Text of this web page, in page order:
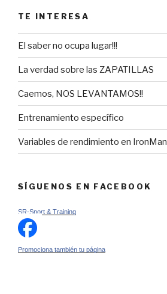
TE INTERESA
El saber no ocupa lugar!!!
La verdad sobre las ZAPATILLAS
Caemos, NOS LEVANTAMOS!!
Entrenamiento específico
Variables de rendimiento en IronMan
SÍGUENOS EN FACEBOOK
SR-Sport & Training
Promociona también tu página